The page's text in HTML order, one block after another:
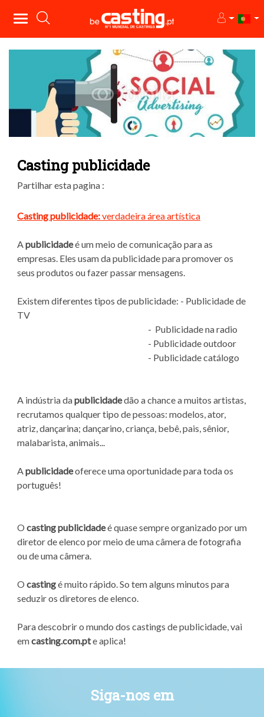
Casting publicidade
Partilhar esta pagina :
Casting publicidade:verdadeira área artística
Apublicidadeé um meio de comunicação para as
empresas. Eles usam da publicidade para promover os
seus produtos ou fazer passar mensagens.
Existem diferentes tipos de publicidade: - Publicidade de
TV
- Publicidade na radio
- Publicidade outdoor
- Publicidade catálogo
A indústria dapublicidadedão a chance a muitos artistas,
recrutamos qualquer tipo de pessoas: modelos, ator,
atriz, dançarina; dançarino, criança, bebê, pais, sênior,
malabarista, animais...
Apublicidadeoferece uma oportunidade para toda os
português!
O casting publicidadeé quase sempre organizado por um
diretor de elenco por meio de uma câmera de fotografia
ou de uma câmera.
O castingé muito rápido. So tem alguns minutos para
seduzir os diretores de elenco.
Para descobrir o mundo dos castings de publicidade, vai
emcasting.com.pte aplica!
Siga-nos em